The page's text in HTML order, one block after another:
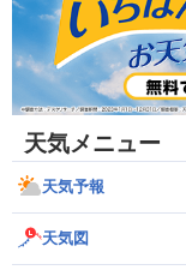
天気メニュー
天気予報
天気図